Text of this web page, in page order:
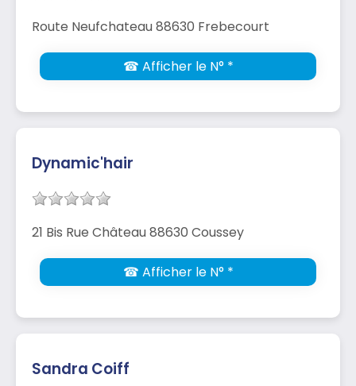
Route Neufchateau 88630 Frebecourt
☎ Afficher le N° *
Dynamic'hair
21 Bis Rue Château 88630 Coussey
☎ Afficher le N° *
Sandra Coiff